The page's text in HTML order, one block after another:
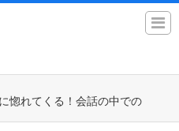
惚れてくる！会話の中での